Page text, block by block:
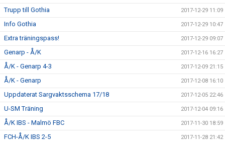
Trupp till Gothia 2017-12-29 11:09
Info Gothia 2017-12-29 10:47
Extra träningspass! 2017-12-29 09:07
Genarp - Å/K 2017-12-16 16:27
Å/K - Genarp 4-3 2017-12-09 21:15
Å/K - Genarp 2017-12-08 16:10
Uppdaterat Sargvaktsschema 17/18 2017-12-05 22:46
U-SM Träning 2017-12-04 09:16
Å/K IBS - Malmö FBC 2017-11-30 18:59
FCH-Å/K IBS 2-5 2017-11-28 21:42